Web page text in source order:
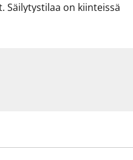
Säilytystilaa on kiinteissä
ei sisälly vuokraan.